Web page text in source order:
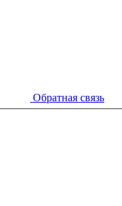
Обратная связь